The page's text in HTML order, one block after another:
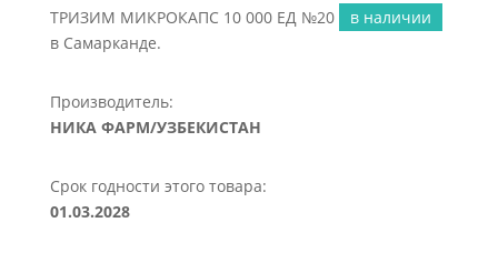
ТРИЗИМ МИКРОКАПС 10 000 ЕД №20
в наличии
в Самарканде.
Производитель:
НИКА ФАРМ/УЗБЕКИСТАН
Срок годности этого товара:
01.03.2028